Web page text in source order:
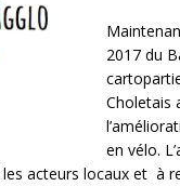
2017 du
Choletais
en vélo.
acteurs locaux et à